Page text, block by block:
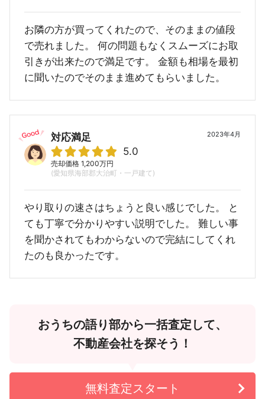
お隣の方が買ってくれたので、そのままの値段
で売れました。 何の問題もなくスムーズにお取
引きが出来たので満足です。 金額も相場を最初
に聞いたのでそのまま進めてもらいました。
2023年4月
対応満足
5.0
売却価格 1,200万円
(愛知県海部郡大治町・一戸建て)
やり取りの速さはちょうと良い感じでした。 と
ても丁寧で分かりやすい説明でした。 難しい事
を聞かされてもわからないので完結にしてくれ
たのも良かったです。
おうちの語り部から一括査定して、
不動産会社を探そう！
無料査定スタート